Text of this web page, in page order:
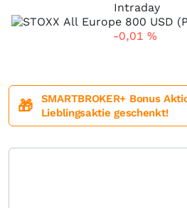
Intraday
-0,01 %
🎁
SMARTBROKER+ Bonus
Lieblingsaktie geschenkt!